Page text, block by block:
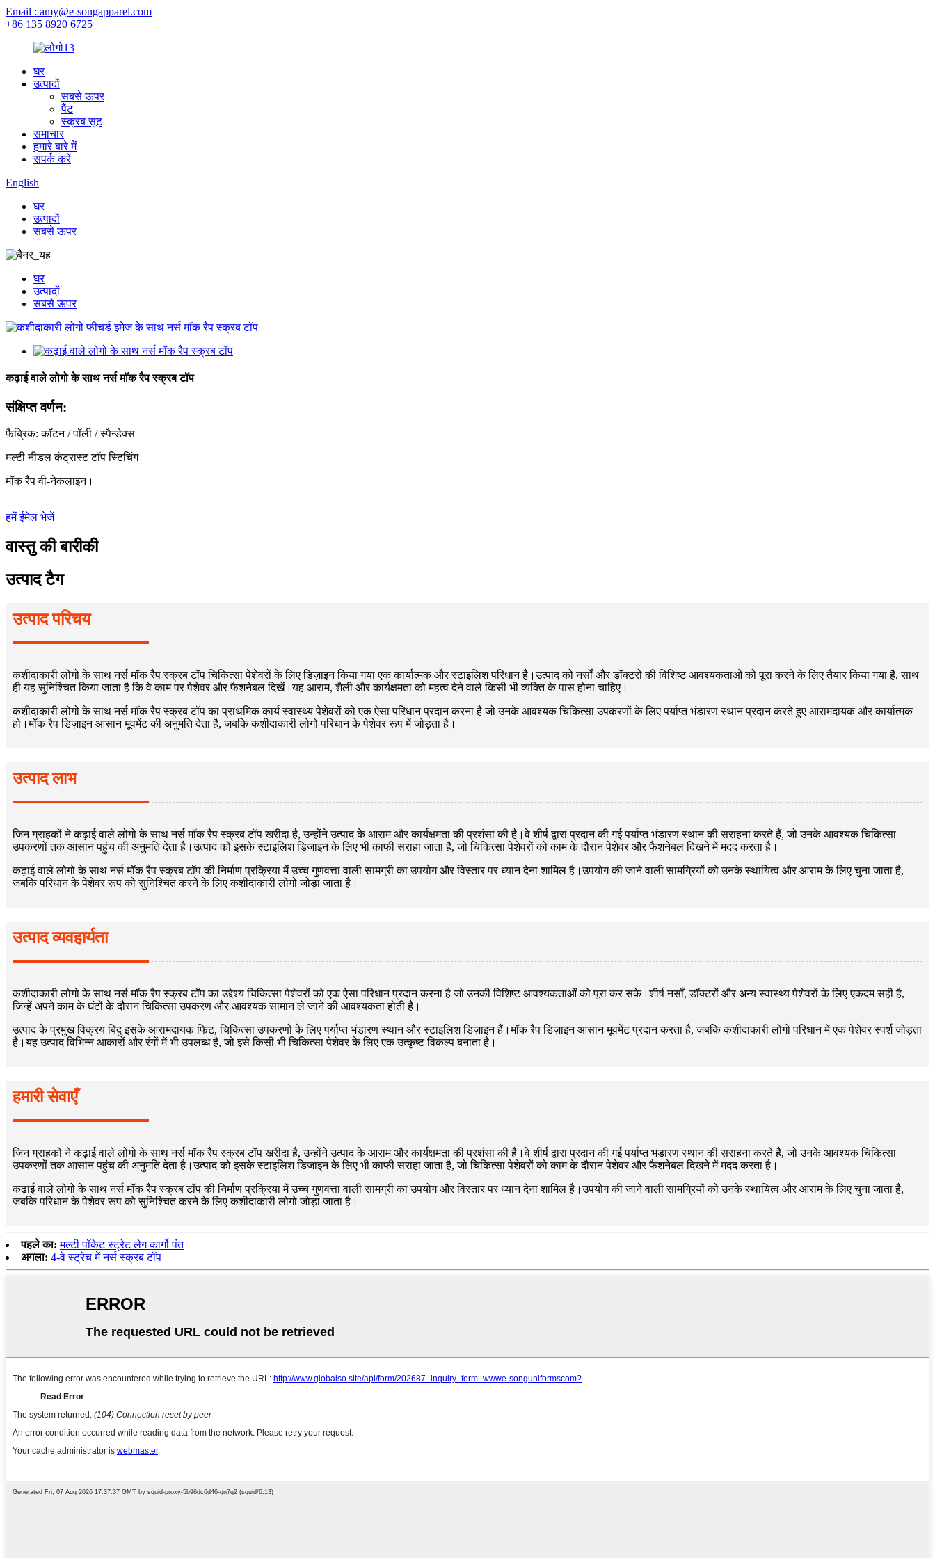
Email : amy@e-songapparel.com
+86 135 8920 6725
घर
उत्पादों
सबसे ऊपर
पैंट
स्क्रब सूट
समाचार
हमारे बारे में
संपर्क करें
English
घर
उत्पादों
सबसे ऊपर
घर
उत्पादों
सबसे ऊपर
कढ़ाई वाले लोगो के साथ नर्स मॉक रैप स्क्रब टॉप
संक्षिप्त वर्णन:
फ़ैब्रिक: कॉटन / पॉली / स्पैन्डेक्स
मल्टी नीडल कंट्रास्ट टॉप स्टिचिंग
मॉक रैप वी-नेकलाइन।
हमें ईमेल भेजें
वास्तु की बारीकी
उत्पाद टैग
उत्पाद परिचय
कशीदाकारी लोगो के साथ नर्स मॉक रैप स्क्रब टॉप चिकित्सा पेशेवरों के लिए डिज़ाइन किया गया एक कार्यात्मक और स्टाइलिश परिधान है।उत्पाद को नर्सों और डॉक्टरों की विशिष्ट आवश्यकताओं को पूरा करने के लिए तैयार किया गया है, साथ
ही यह सुनिश्चित किया जाता है कि वे काम पर पेशेवर और फैशनेबल दिखें।यह आराम, शैली और कार्यक्षमता को महत्व देने वाले किसी भी व्यक्ति के पास होना चाहिए।
कशीदाकारी लोगो के साथ नर्स मॉक रैप स्क्रब टॉप का प्राथमिक कार्य स्वास्थ्य पेशेवरों को एक ऐसा परिधान प्रदान करना है जो उनके आवश्यक चिकित्सा उपकरणों के लिए पर्याप्त भंडारण स्थान प्रदान करते हुए आरामदायक और कार्यात्मक
हो।मॉक रैप डिज़ाइन आसान मूवमेंट की अनुमति देता है, जबकि कशीदाकारी लोगो परिधान के पेशेवर रूप में जोड़ता है।
उत्पाद लाभ
जिन ग्राहकों ने कढ़ाई वाले लोगो के साथ नर्स मॉक रैप स्क्रब टॉप खरीदा है, उन्होंने उत्पाद के आराम और कार्यक्षमता की प्रशंसा की है।वे शीर्ष द्वारा प्रदान की गई पर्याप्त भंडारण स्थान की सराहना करते हैं, जो उनके आवश्यक चिकित्सा
उपकरणों तक आसान पहुंच की अनुमति देता है।उत्पाद को इसके स्टाइलिश डिजाइन के लिए भी काफी सराहा जाता है, जो चिकित्सा पेशेवरों को काम के दौरान पेशेवर और फैशनेबल दिखने में मदद करता है।
कढ़ाई वाले लोगो के साथ नर्स मॉक रैप स्क्रब टॉप की निर्माण प्रक्रिया में उच्च गुणवत्ता वाली सामग्री का उपयोग और विस्तार पर ध्यान देना शामिल है।उपयोग की जाने वाली सामग्रियों को उनके स्थायित्व और आराम के लिए चुना जाता है,
जबकि परिधान के पेशेवर रूप को सुनिश्चित करने के लिए कशीदाकारी लोगो जोड़ा जाता है।
उत्पाद व्यवहार्यता
कशीदाकारी लोगो के साथ नर्स मॉक रैप स्क्रब टॉप का उद्देश्य चिकित्सा पेशेवरों को एक ऐसा परिधान प्रदान करना है जो उनकी विशिष्ट आवश्यकताओं को पूरा कर सके।शीर्ष नर्सों, डॉक्टरों और अन्य स्वास्थ्य पेशेवरों के लिए एकदम सही है,
जिन्हें अपने काम के घंटों के दौरान चिकित्सा उपकरण और आवश्यक सामान ले जाने की आवश्यकता होती है।
उत्पाद के प्रमुख विक्रय बिंदु इसके आरामदायक फिट, चिकित्सा उपकरणों के लिए पर्याप्त भंडारण स्थान और स्टाइलिश डिज़ाइन हैं।मॉक रैप डिज़ाइन आसान मूवमेंट प्रदान करता है, जबकि कशीदाकारी लोगो परिधान में एक पेशेवर स्पर्श जोड़ता
है।यह उत्पाद विभिन्न आकारों और रंगों में भी उपलब्ध है, जो इसे किसी भी चिकित्सा पेशेवर के लिए एक उत्कृष्ट विकल्प बनाता है।
हमारी सेवाएँ
जिन ग्राहकों ने कढ़ाई वाले लोगो के साथ नर्स मॉक रैप स्क्रब टॉप खरीदा है, उन्होंने उत्पाद के आराम और कार्यक्षमता की प्रशंसा की है।वे शीर्ष द्वारा प्रदान की गई पर्याप्त भंडारण स्थान की सराहना करते हैं, जो उनके आवश्यक चिकित्सा
उपकरणों तक आसान पहुंच की अनुमति देता है।उत्पाद को इसके स्टाइलिश डिजाइन के लिए भी काफी सराहा जाता है, जो चिकित्सा पेशेवरों को काम के दौरान पेशेवर और फैशनेबल दिखने में मदद करता है।
कढ़ाई वाले लोगो के साथ नर्स मॉक रैप स्क्रब टॉप की निर्माण प्रक्रिया में उच्च गुणवत्ता वाली सामग्री का उपयोग और विस्तार पर ध्यान देना शामिल है।उपयोग की जाने वाली सामग्रियों को उनके स्थायित्व और आराम के लिए चुना जाता है,
जबकि परिधान के पेशेवर रूप को सुनिश्चित करने के लिए कशीदाकारी लोगो जोड़ा जाता है।
पहले का: मल्टी पॉकेट स्ट्रेट लेग कार्गो पंत
अगला: 4-वे स्ट्रेच में नर्स स्क्रब टॉप